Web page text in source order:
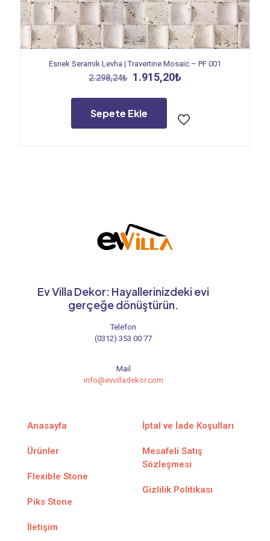
Esnek Seramik Levha | Travertine Mosaic – PF 001
2.298,24₺ Orijinal
2.298,24₺.
1.915,20₺
1.915,20₺.
Sepete Ekle
Ev Villa Dekor: Hayallerinizdeki evi
gerçeğe dönüştürün.
Telefon
(0312) 353 00 77
Mail
info@evvilladekor.com
Anasayfa
Ürünler
Flexible Stone
Piks Stone
İletişim
İptal ve İade Koşulları
Mesafeli Satış
Sözleşmesi
Gizlilik Politikası